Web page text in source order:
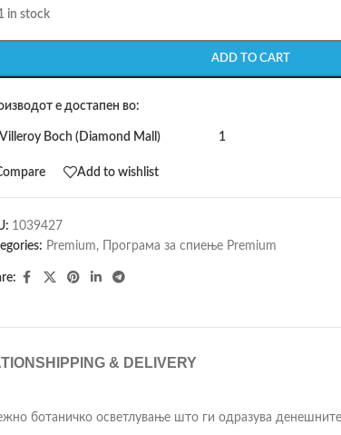
in stock
ADD TO CART
е достапен во:
Villeroy Boch (Diamond Mall) 1
Add to wishlist
1039427
Premium, Програма за спиење Premium
SHIPPING & DELIVERY
ботаничко осветлување што ги одразува